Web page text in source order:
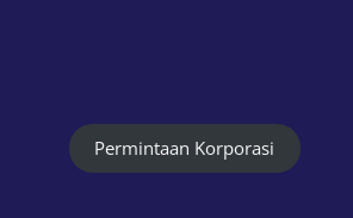
Permintaan Korporasi